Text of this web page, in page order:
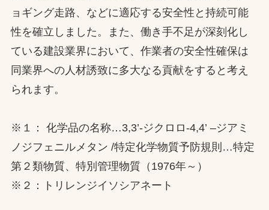
ョギング走路、などに適応する安全性と持続可能
性を確立しました。また、働き手不足が深刻化し
ている建設業界において、作業者の安全性確保は
同業界への人材誘致に多大なる貢献をすると考え
られます。
※１： 化学品の名称…3,3’-ジクロロ-4,4’ –ジアミ
ノジフェニルメタン /特定化学物質予防規則…特定
第２類物質、特別管理物質（1976年～）
※２：トリレンジイソシアネート